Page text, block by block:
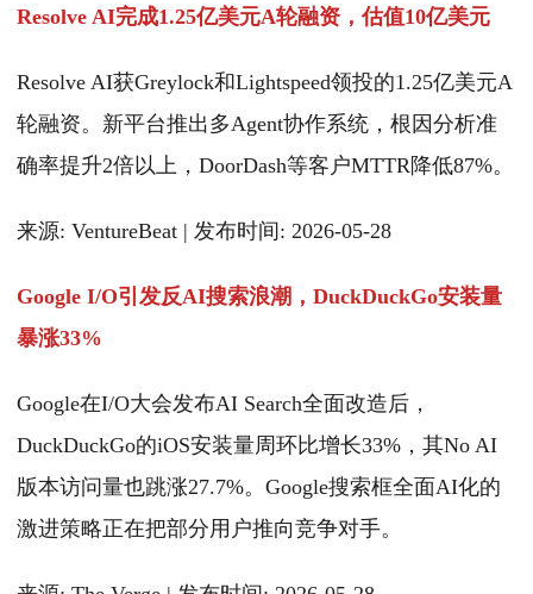
Resolve AI完成1.25亿美元A轮融资，估值10亿美元
Resolve AI获Greylock和Lightspeed领投的1.25亿美元A
轮融资。新平台推出多Agent协作系统，根因分析准
确率提升2倍以上，DoorDash等客户MTTR降低87%。
来源: VentureBeat | 发布时间: 2026-05-28
Google I/O引发反AI搜索浪潮，DuckDuckGo安装量
暴涨33%
Google在I/O大会发布AI Search全面改造后，
DuckDuckGo的iOS安装量周环比增长33%，其No AI
版本访问量也跳涨27.7%。Google搜索框全面AI化的
激进策略正在把部分用户推向竞争对手。